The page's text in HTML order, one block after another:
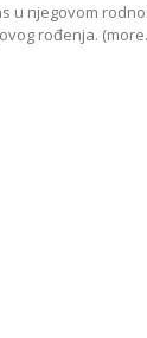
u njegovom
rođenja.